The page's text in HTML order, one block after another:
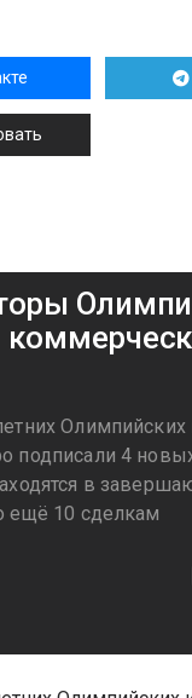
Олимпийских
подписали 4
в
ещё 10 сделкам